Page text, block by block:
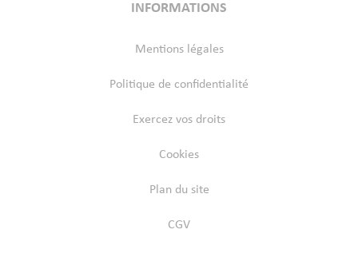
INFORMATIONS
Mentions légales
Politique de confidentialité
Exercez vos droits
Cookies
Plan du site
CGV